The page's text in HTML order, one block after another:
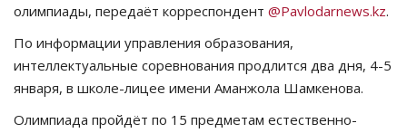
Курултай
Язык
олимпиады, передаёт корреспондент @Pavlodarnews.kz.
По информации управления образования,
интеллектуальные соревнования продлится два дня, 4-5
января, в школе-лицее имени Аманжола Шамкенова.
Олимпиада пройдёт по 15 предметам естественно-